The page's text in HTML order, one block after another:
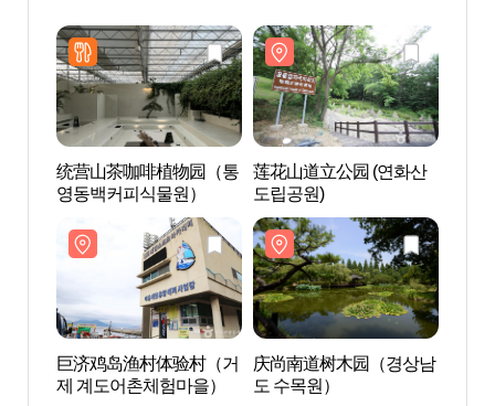
统营山茶咖啡植物园（통
영동백커피식물원）
莲花山道立公园 (연화산
도립공원)
巨济鸡岛渔村体验村（거
제 계도어촌체험마을）
庆尚南道树木园（경상남
도 수목원）